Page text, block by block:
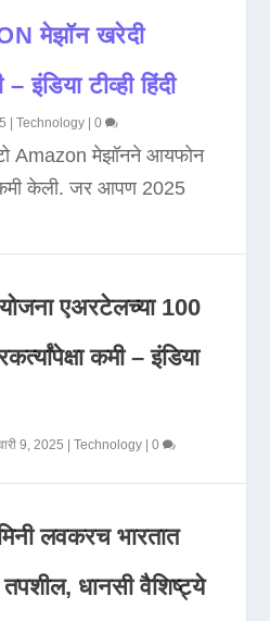
मेझॉन खरेदी
इंडिया टीव्ही हिंदी
|Technology |0
Amazon मेझॉनने आयफोन
केली. जर आपण 2025
योजना एअरटेलच्या 100
कमी – इंडिया
9, 2025 |Technology |0
लवकरच भारतात
धानसी वैशिष्ट्ये